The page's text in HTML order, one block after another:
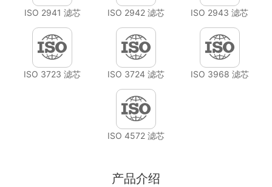
ISO 2941 滤芯 ISO 2942 滤芯 ISO 2943 滤芯
ISO 3723 滤芯 ISO 3724 滤芯 ISO 3968 滤芯
ISO 4572 滤芯
产品介绍